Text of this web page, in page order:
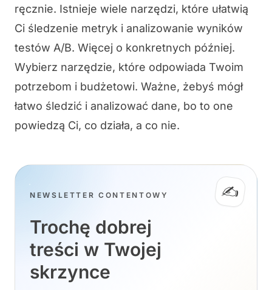
ręcznie. Istnieje wiele narzędzi, które ułatwią
Ci śledzenie metryk i analizowanie wyników
testów A/B. Więcej o konkretnych później.
Wybierz narzędzie, które odpowiada Twoim
potrzebom i budżetowi. Ważne, żebyś mógł
łatwo śledzić i analizować dane, bo to one
powiedzą Ci, co działa, a co nie.
✍️
NEWSLETTER CONTENTOWY
Trochę dobrej
treści w Twojej
skrzynce